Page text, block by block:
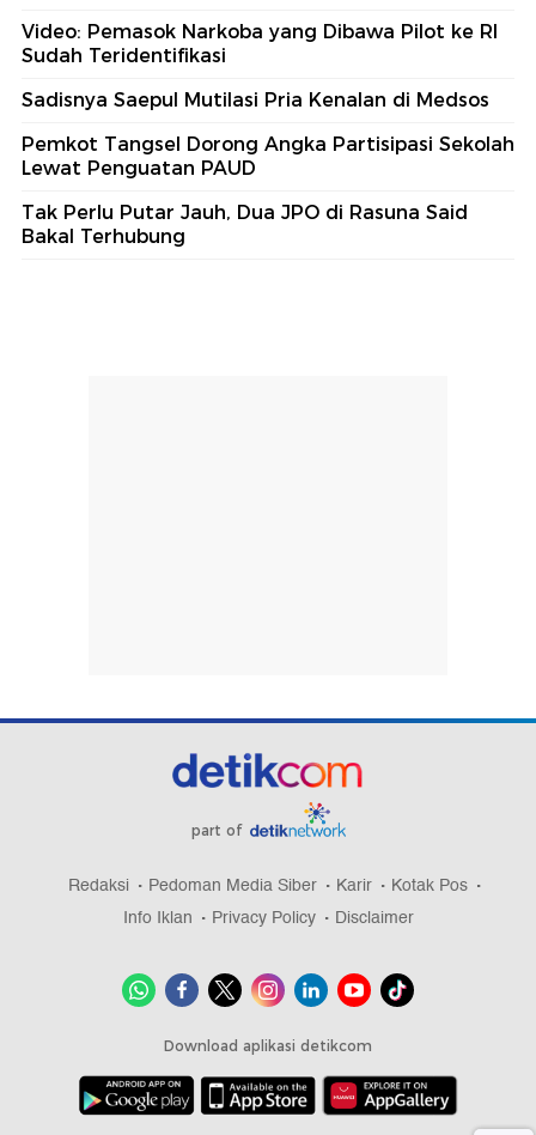
Video: Pemasok Narkoba yang Dibawa Pilot ke RI
Sudah Teridentifikasi
Sadisnya Saepul Mutilasi Pria Kenalan di Medsos
Pemkot Tangsel Dorong Angka Partisipasi Sekolah
Lewat Penguatan PAUD
Tak Perlu Putar Jauh, Dua JPO di Rasuna Said
Bakal Terhubung
part of
Redaksi Pedoman Media Siber Karir
Kotak Pos
Info Iklan
Privacy Policy Disclaimer
Download aplikasi detikcom